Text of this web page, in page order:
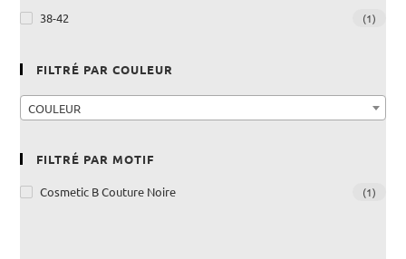
38-42 (1)
FILTRÉ PAR COULEUR
COULEUR
FILTRÉ PAR MOTIF
Cosmetic B Couture Noire (1)